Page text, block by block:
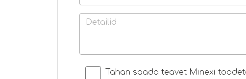
Tahan saada teavet Minexi